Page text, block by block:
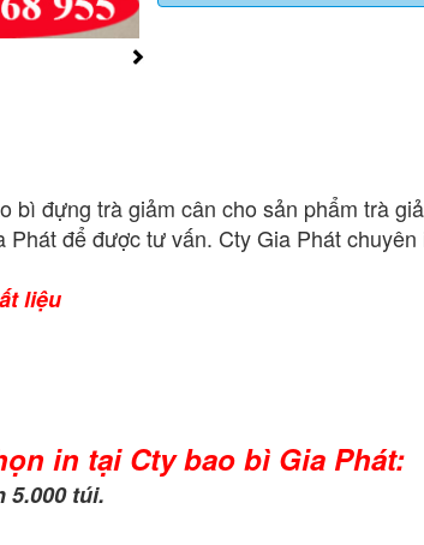
bì đựng trà giảm cân cho sản phẩm trà
để được tư vấn. Cty Gia Phát
liệu
in tại Cty bao bì Gia Phát:
5.000 túi.